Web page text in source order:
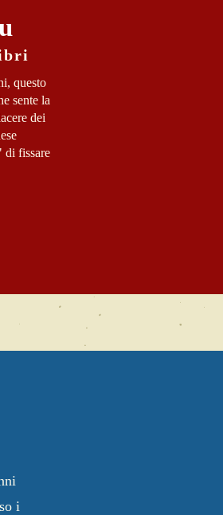
questo
sente la
dei
di fissare
i